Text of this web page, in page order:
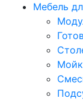
Мебель